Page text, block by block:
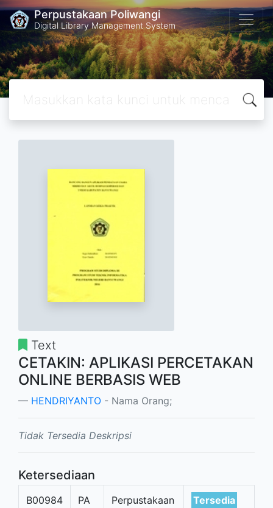
Perpustakaan Poliwangi
Digital Library Management System
Text
CETAKIN: APLIKASI PERCETAKAN
ONLINE BERBASIS WEB
HENDRIYANTO - Nama Orang;
Tidak Tersedia Deskripsi
Ketersediaan
B00984
PA
Perpustakaan
Tersedia